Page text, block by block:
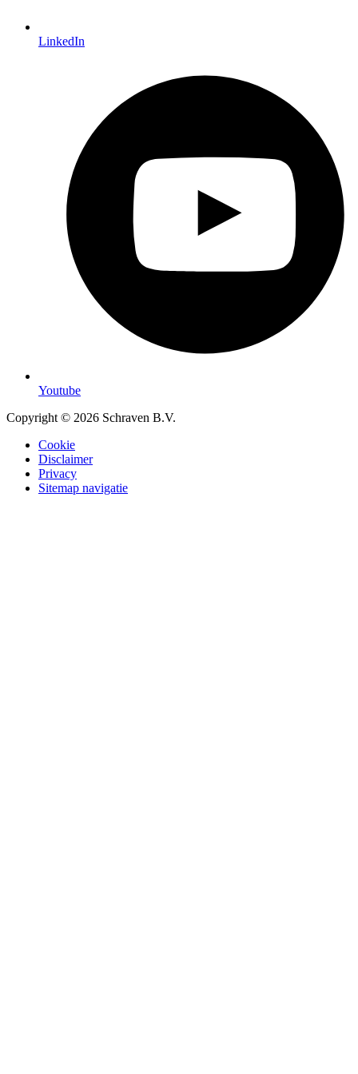
LinkedIn
Youtube
Copyright © 2026 Schraven B.V.
Cookie
Disclaimer
Privacy
Sitemap navigatie